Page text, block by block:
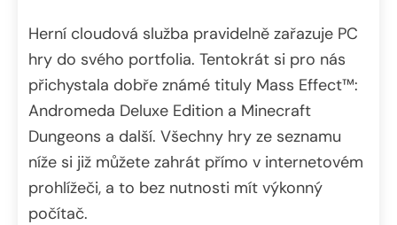
Herní cloudová služba pravidelně zařazuje PC
hry do svého portfolia. Tentokrát si pro nás
přichystala dobře známé tituly Mass Effect™:
Andromeda Deluxe Edition a Minecraft
Dungeons a další. Všechny hry ze seznamu
níže si již můžete zahrát přímo v internetovém
prohlížeči, a to bez nutnosti mít výkonný
počítač.